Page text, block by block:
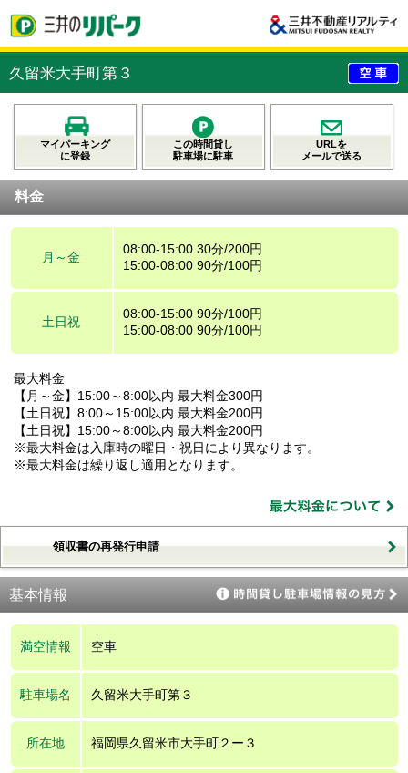
久留米大手町第３
マイパーキング
に登録
この時間貸し
駐車場に駐車
URLを
メールで送る
料金
月～金
08:00-15:00 30分/200円
15:00-08:00 90分/100円
土日祝
08:00-15:00 90分/100円
15:00-08:00 90分/100円
最大料金
【月～金】15:00～8:00以内 最大料金300円
【土日祝】8:00～15:00以内 最大料金200円
【土日祝】15:00～8:00以内 最大料金200円
※最大料金は入庫時の曜日・祝日により異なります。
※最大料金は繰り返し適用となります。
領収書の再発行申請
基本情報
満空情報 空車
駐車場名 久留米大手町第３
所在地 福岡県久留米市大手町２ー３